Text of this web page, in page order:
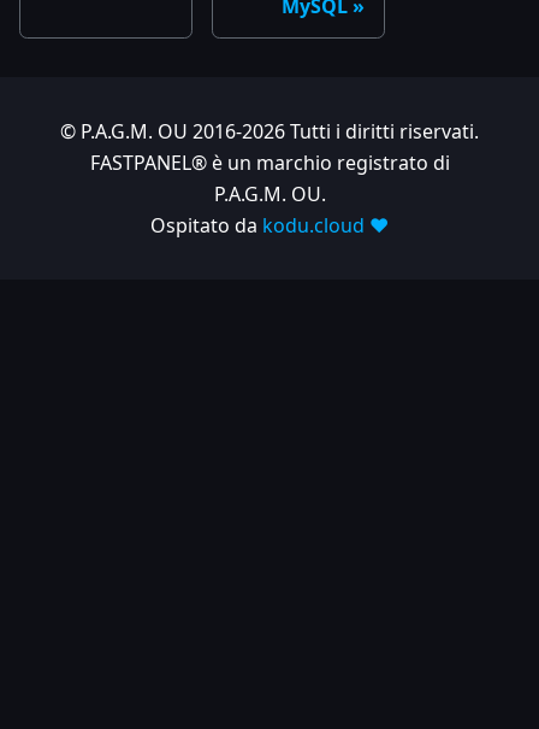
MySQL
© P.A.G.M. OU 2016-2026 Tutti i diritti riservati.
FASTPANEL® è un marchio registrato di
P.A.G.M. OU.
Ospitato da kodu.cloud ❤️